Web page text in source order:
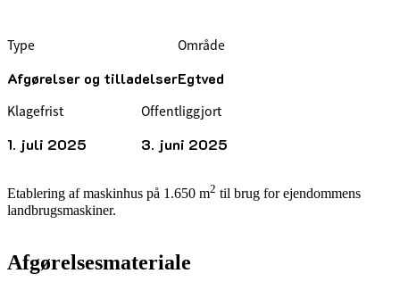
Type
Afgørelser og tilladelser
Område
Egtved
Klagefrist
1. juli 2025
Offentliggjort
3. juni 2025
Etablering af maskinhus på 1.650 m2 til brug for ejendommens
landbrugsmaskiner.
Afgørelsesmateriale